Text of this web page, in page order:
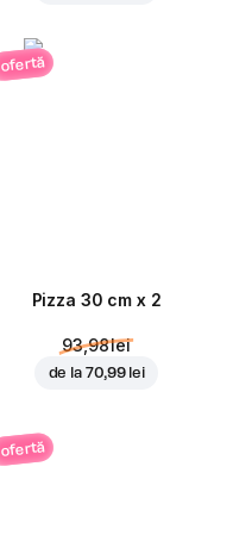
ofertă
Pizza 30 cm x 2
93,98 lei
de la 70,99 lei
ofertă